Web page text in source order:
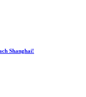
Shanghai!